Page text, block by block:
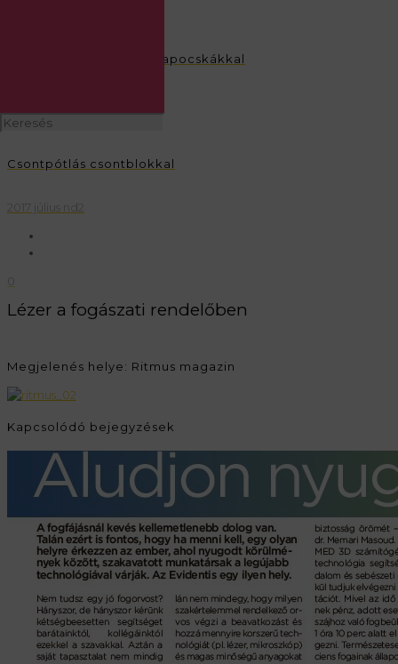
Azonnali megoldás foglapocskákkal
Csontpótlás csontblokkal
2017 július nd2
Lézer a fogászati rendelőben
Megjelenés helye: Ritmus magazin
Kapcsolódó bejegyzések